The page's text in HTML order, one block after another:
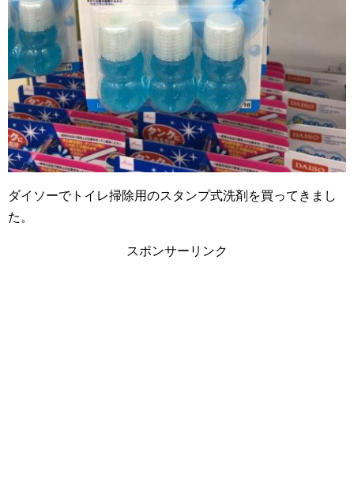
ダイソーでトイレ掃除用のスタンプ式洗剤を買ってきまし
た。
スポンサーリンク